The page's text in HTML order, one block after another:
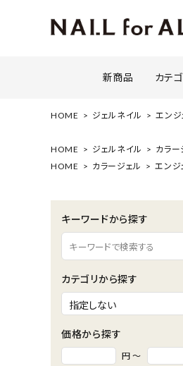
新商品 カテ
マグネット・ミラーパウダ
ネイルシール・ フォイル・
水性ネイル （シェルズコー
HOME ジェルネイル エンジ
HOME ジェルネイル カラー
HOME
カラージェル エンジ
キーワードから探す
カテゴリから探す
価格から探す
円 ～